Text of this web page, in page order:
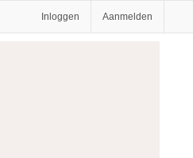
Inloggen Aanmelden